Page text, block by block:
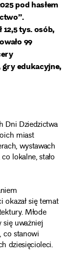
pod hasłem
12,5 tys. osób,
99
edukacyjne,
Dni Dziedzictwa
miast
wystawach
lokalne, stało
okazał się temat
Młode
uważniej
co stanowi
dziesięcioleci.